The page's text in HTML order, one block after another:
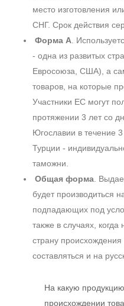
место изготовления
СНГ. Срок действия
Форма А.
- одна из развитых
Евросоюза, США), а
товаров, на которые
Участники ЕС могут
протяжении 3 лет со
Югославии в течение
Турции -
таможни.
Общая форма.
будет производиться
подпадающих под
также в случаях,
страну
составляться и на
На какую
происхождении